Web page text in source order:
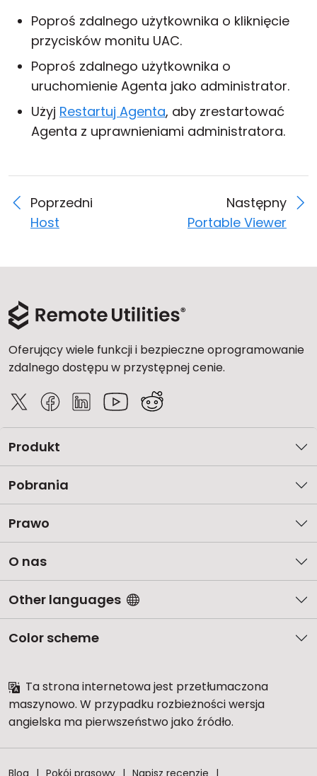
Poproś zdalnego użytkownika o kliknięcie
przycisków monitu UAC.
Poproś zdalnego użytkownika o
uruchomienie Agenta jako administrator.
Użyj Restartuj Agenta, aby zrestartować
Agenta z uprawnieniami administratora.
Poprzedni
Host
Następny
Portable Viewer
Oferujący wiele funkcji i bezpieczne oprogramowanie
zdalnego dostępu w przystępnej cenie.
Produkt
Pobrania
Prawo
O nas
Other languages
Color scheme
Ta strona internetowa jest przetłumaczona
maszynowo. W przypadku rozbieżności wersja
angielska ma pierwszeństwo jako źródło.